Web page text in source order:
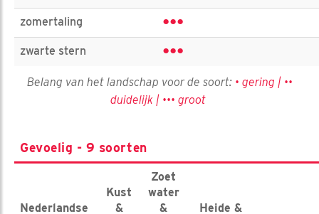
zomertaling •••
zwarte stern •••
Belang van het landschap voor de soort: • gering | ••
duidelijk | ••• groot
Gevoelig - 9 soorten
Nederlandse
Kust
&
Zoet
water
&
Heide &